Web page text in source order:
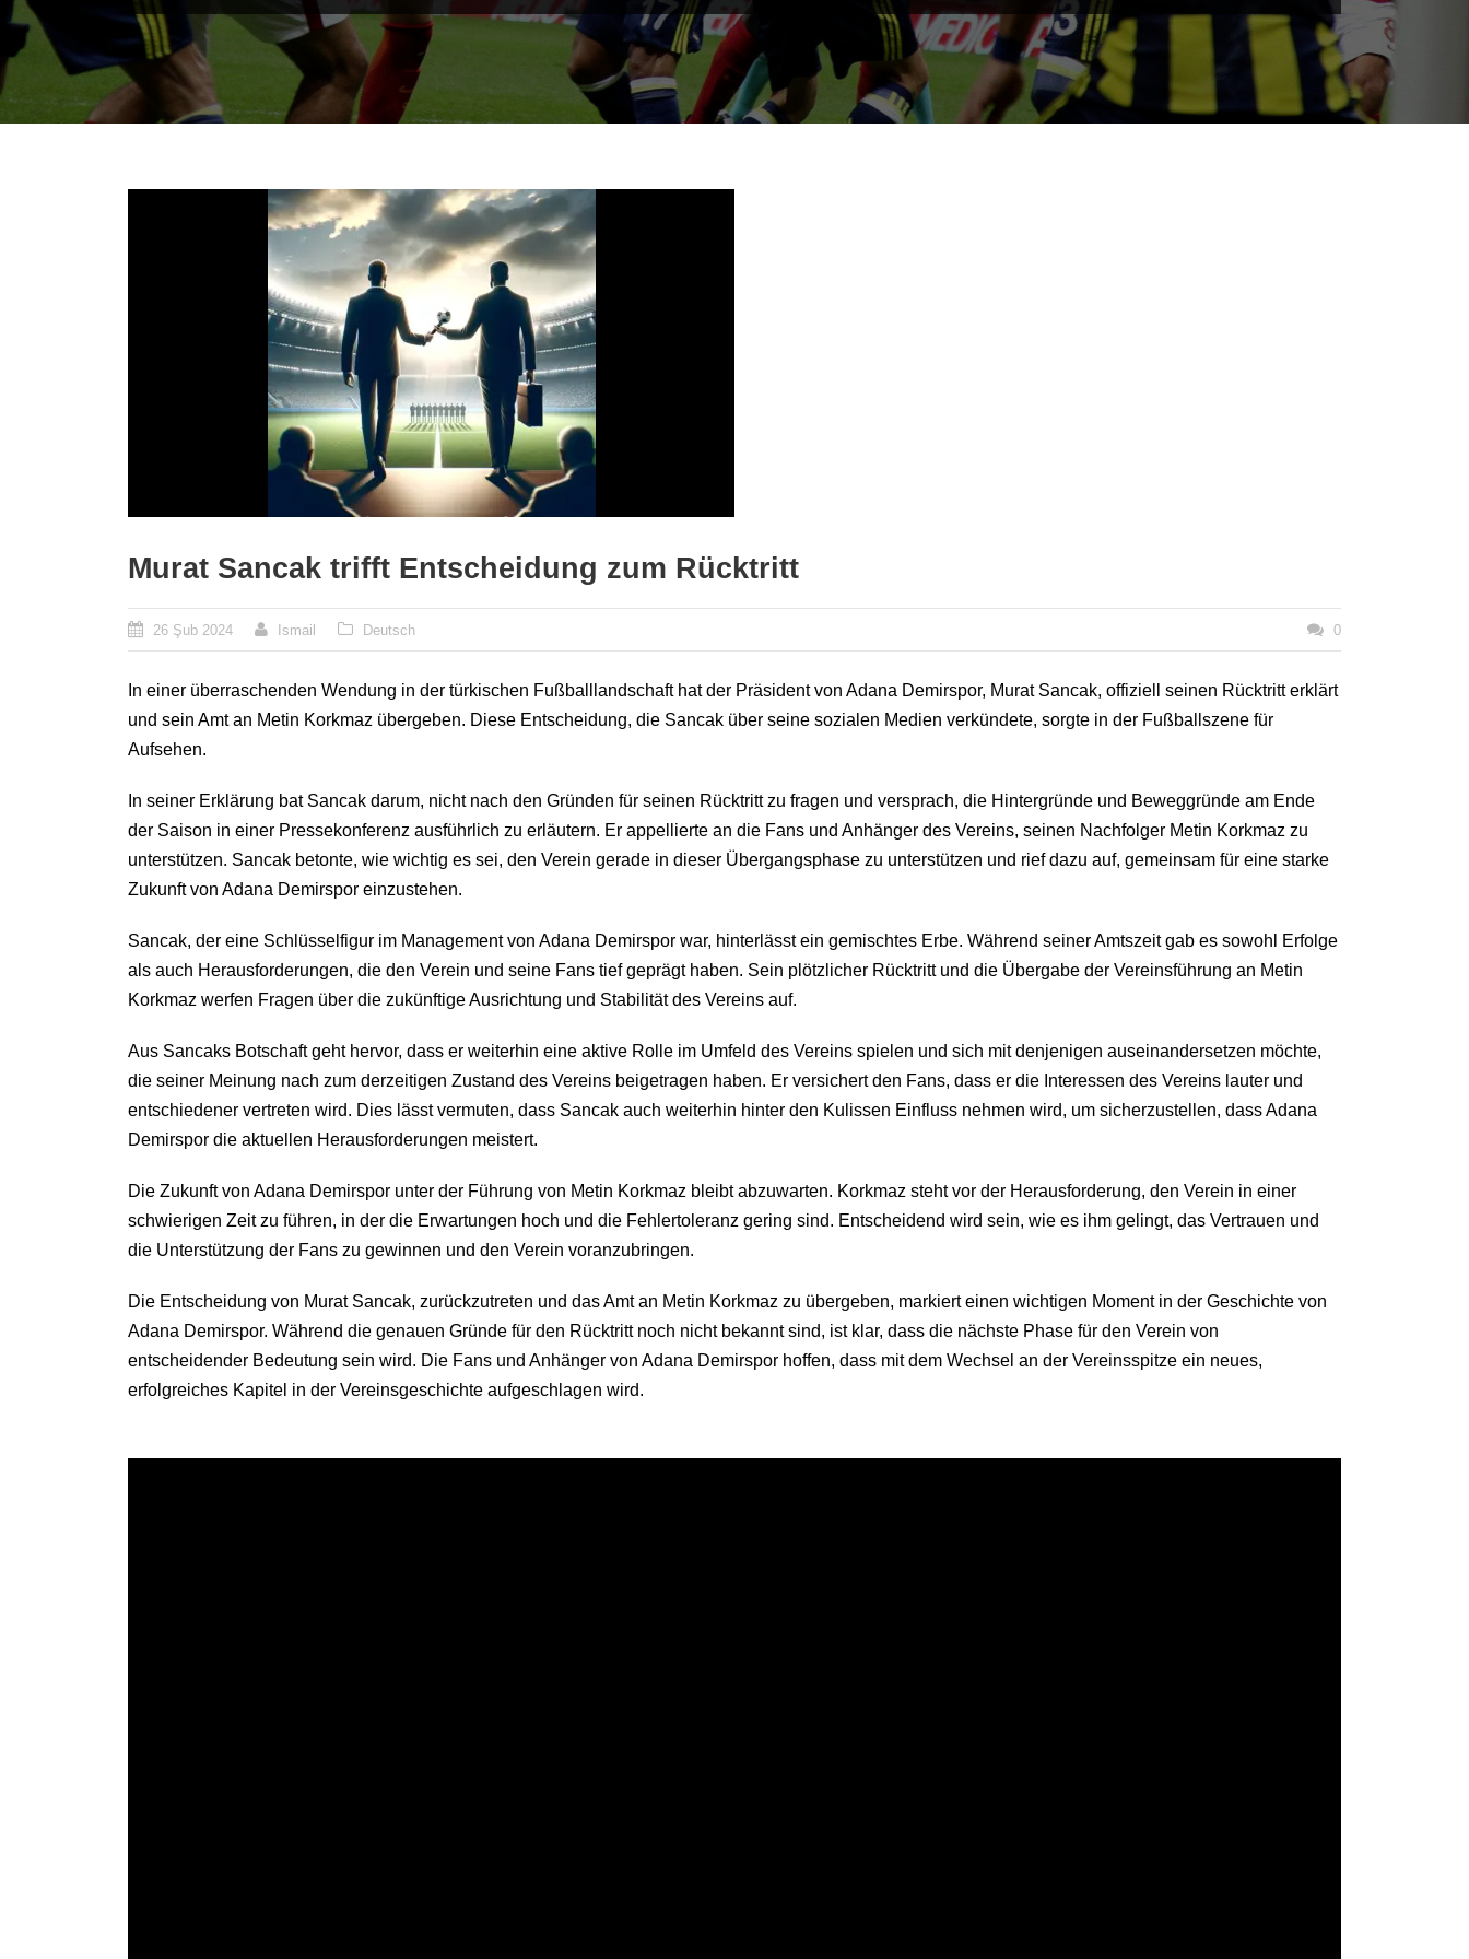
Murat Sancak trifft Entscheidung zum Rücktritt
26 Şub 2024 Ismail Deutsch 0
In einer überraschenden Wendung in der türkischen Fußballlandschaft hat der Präsident von Adana Demirspor, Murat Sancak, offiziell seinen Rücktritt erklärt
und sein Amt an Metin Korkmaz übergeben. Diese Entscheidung, die Sancak über seine sozialen Medien verkündete, sorgte in der Fußballszene für
Aufsehen.
In seiner Erklärung bat Sancak darum, nicht nach den Gründen für seinen Rücktritt zu fragen und versprach, die Hintergründe und Beweggründe am Ende
der Saison in einer Pressekonferenz ausführlich zu erläutern. Er appellierte an die Fans und Anhänger des Vereins, seinen Nachfolger Metin Korkmaz zu
unterstützen. Sancak betonte, wie wichtig es sei, den Verein gerade in dieser Übergangsphase zu unterstützen und rief dazu auf, gemeinsam für eine starke
Zukunft von Adana Demirspor einzustehen.
Sancak, der eine Schlüsselfigur im Management von Adana Demirspor war, hinterlässt ein gemischtes Erbe. Während seiner Amtszeit gab es sowohl Erfolge
als auch Herausforderungen, die den Verein und seine Fans tief geprägt haben. Sein plötzlicher Rücktritt und die Übergabe der Vereinsführung an Metin
Korkmaz werfen Fragen über die zukünftige Ausrichtung und Stabilität des Vereins auf.
Aus Sancaks Botschaft geht hervor, dass er weiterhin eine aktive Rolle im Umfeld des Vereins spielen und sich mit denjenigen auseinandersetzen möchte,
die seiner Meinung nach zum derzeitigen Zustand des Vereins beigetragen haben. Er versichert den Fans, dass er die Interessen des Vereins lauter und
entschiedener vertreten wird. Dies lässt vermuten, dass Sancak auch weiterhin hinter den Kulissen Einfluss nehmen wird, um sicherzustellen, dass Adana
Demirspor die aktuellen Herausforderungen meistert.
Die Zukunft von Adana Demirspor unter der Führung von Metin Korkmaz bleibt abzuwarten. Korkmaz steht vor der Herausforderung, den Verein in einer
schwierigen Zeit zu führen, in der die Erwartungen hoch und die Fehlertoleranz gering sind. Entscheidend wird sein, wie es ihm gelingt, das Vertrauen und
die Unterstützung der Fans zu gewinnen und den Verein voranzubringen.
Die Entscheidung von Murat Sancak, zurückzutreten und das Amt an Metin Korkmaz zu übergeben, markiert einen wichtigen Moment in der Geschichte von
Adana Demirspor. Während die genauen Gründe für den Rücktritt noch nicht bekannt sind, ist klar, dass die nächste Phase für den Verein von
entscheidender Bedeutung sein wird. Die Fans und Anhänger von Adana Demirspor hoffen, dass mit dem Wechsel an der Vereinsspitze ein neues,
erfolgreiches Kapitel in der Vereinsgeschichte aufgeschlagen wird.